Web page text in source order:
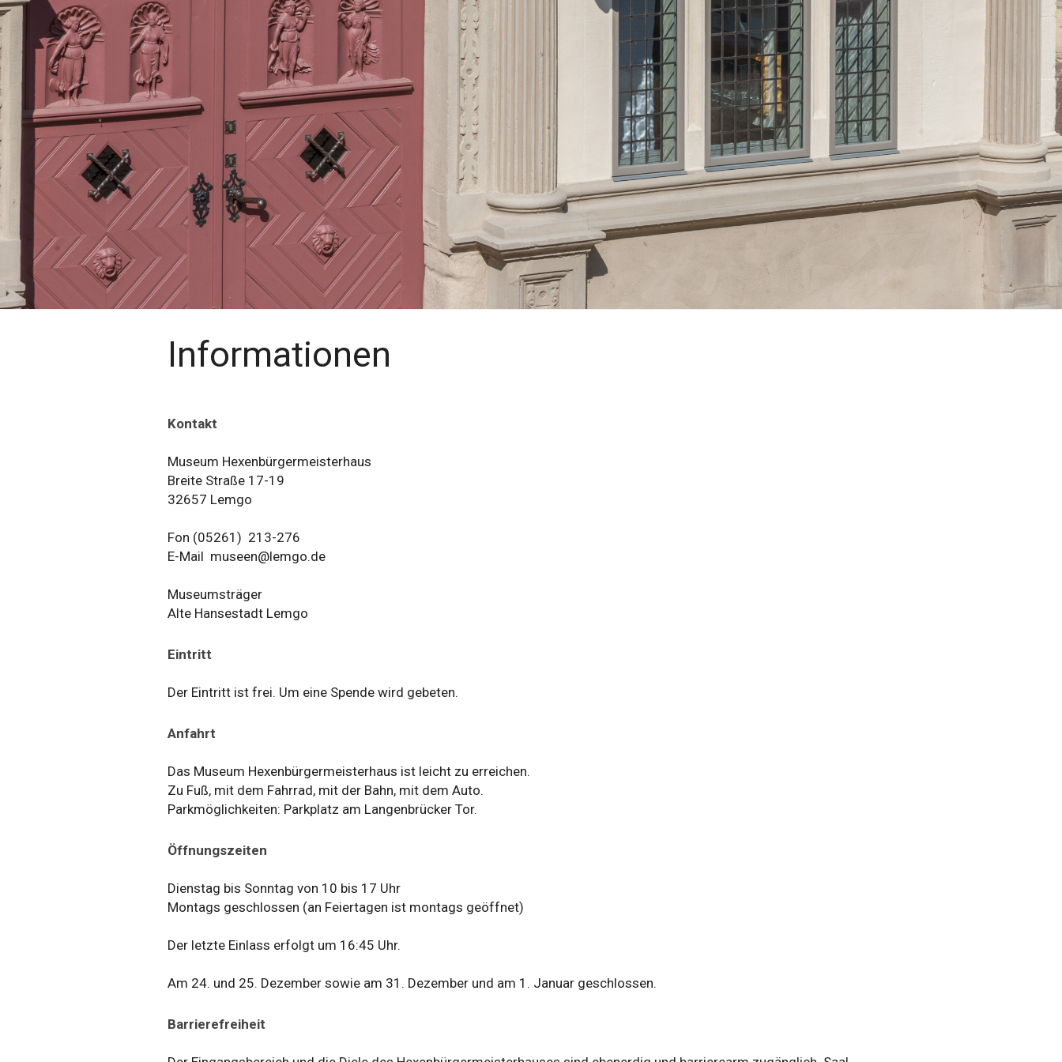
Informationen
Kontakt
Museum Hexenbürgermeisterhaus
Breite Straße 17-19
32657 Lemgo
Fon (05261) 213-276
E-Mail museen@lemgo.de
Museumsträger
Alte Hansestadt Lemgo
Eintritt
Der Eintritt ist frei. Um eine Spende wird gebeten.
Anfahrt
Das Museum Hexenbürgermeisterhaus ist leicht zu erreichen.
Zu Fuß, mit dem Fahrrad, mit der Bahn, mit dem Auto.
Parkmöglichkeiten: Parkplatz am Langenbrücker Tor.
Öffnungszeiten
Dienstag bis Sonntag von 10 bis 17 Uhr
Montags geschlossen (an Feiertagen ist montags geöffnet)
Der letzte Einlass erfolgt um 16:45 Uhr.
Am 24. und 25. Dezember sowie am 31. Dezember und am 1. Januar geschlossen.
Barrierefreiheit